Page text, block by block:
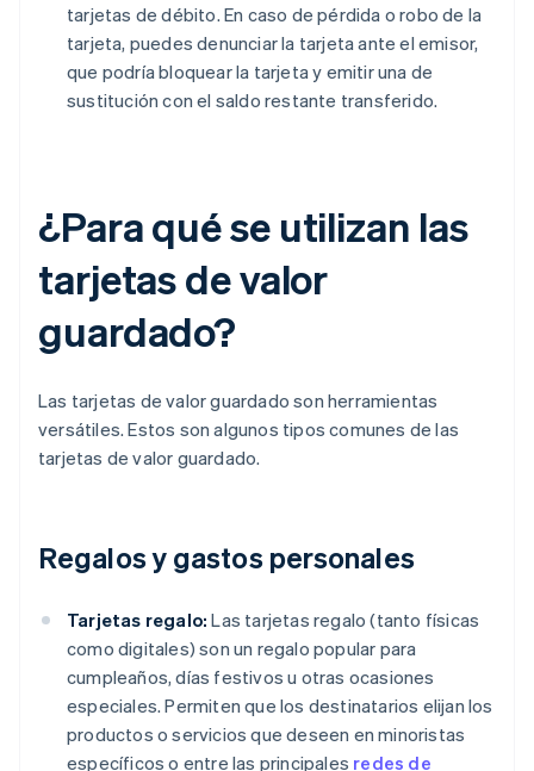
tarjetas de débito. En caso de pérdida o robo de la
tarjeta, puedes denunciar la tarjeta ante el emisor,
que podría bloquear la tarjeta y emitir una de
sustitución con el saldo restante transferido.
¿Para qué se utilizan las
tarjetas de valor
guardado?
Las tarjetas de valor guardado son herramientas
versátiles. Estos son algunos tipos comunes de las
tarjetas de valor guardado.
Regalos y gastos personales
Tarjetas regalo: Las tarjetas regalo (tanto físicas
como digitales) son un regalo popular para
cumpleaños, días festivos u otras ocasiones
especiales. Permiten que los destinatarios elijan los
productos o servicios que deseen en minoristas
específicos o entre las principales redes de